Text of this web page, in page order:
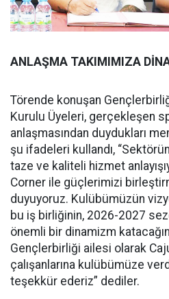
ANLAŞMA TAKIMIMIZA
Törende konuşan
Kurulu Üyeleri, gerçekleşen
anlaşmasından duydukları
şu ifadeleri kullandı,
taze ve kaliteli hizmet
Corner ile güçlerimizi
duyuyoruz. Kulübümüzün
bu iş birliğinin, 2026-2027
önemli bir dinamizm
Gençlerbirliği ailesi olarak
çalışanlarına kulübümüze
teşekkür ederiz” dediler.